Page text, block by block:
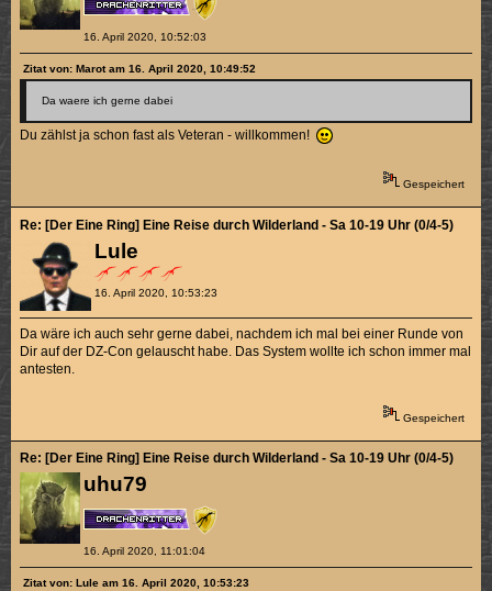
16. April 2020, 10:52:03
Zitat von: Marot am 16. April 2020, 10:49:52
Da waere ich gerne dabei
Du zählst ja schon fast als Veteran - willkommen!
Gespeichert
Lule
16. April 2020, 10:53:23
Re: [Der Eine Ring] Eine Reise durch Wilderland - Sa 10-19 Uhr (0/4-5)
Da wäre ich auch sehr gerne dabei, nachdem ich mal bei einer Runde von
Dir auf der DZ-Con gelauscht habe. Das System wollte ich schon immer mal
antesten.
Gespeichert
uhu79
16. April 2020, 11:01:04
Re: [Der Eine Ring] Eine Reise durch Wilderland - Sa 10-19 Uhr (0/4-5)
Zitat von: Lule am 16. April 2020, 10:53:23